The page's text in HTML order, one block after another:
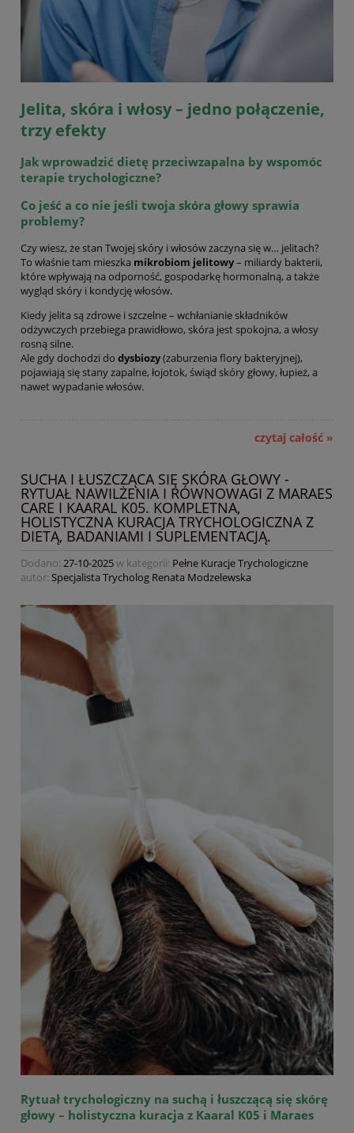
Jelita, skóra i włosy – jedno połączenie,
trzy efekty
Jak wprowadzić dietę przeciwzapalna by wspomóc
terapie trychologiczne?
Co jeść a co nie jeśli twoja skóra głowy sprawia
problemy?
Czy wiesz, że stan Twojej skóry i włosów zaczyna się w… jelitach?
To właśnie tam mieszka mikrobiom jelitowy– miliardy bakterii,
które wpływają na odporność, gospodarkę hormonalną, a także
wygląd skóry i kondycję włosów.
Kiedy jelita są zdrowe i szczelne – wchłanianie składników
odżywczych przebiega prawidłowo, skóra jest spokojna, a włosy
rosną silne.
Ale gdy dochodzi do dysbiozy(zaburzenia flory bakteryjnej),
pojawiają się stany zapalne, łojotok, świąd skóry głowy, łupież, a
nawet wypadanie włosów.
czytaj całość »
SUCHA I ŁUSZCZĄCA SIĘ SKÓRA GŁOWY -
RYTUAŁ NAWILŻENIA I RÓWNOWAGI Z MARAES
CARE I KAARAL K05. KOMPLETNA,
HOLISTYCZNA KURACJA TRYCHOLOGICZNA Z
DIETĄ, BADANIAMI I SUPLEMENTACJĄ.
Dodano: 27-10-2025w kategorii: Pełne Kuracje Trychologiczne
autor: Specjalista Trycholog Renata Modzelewska
Rytuał trychologiczny na suchą i łuszczącą się skórę
głowy – holistyczna kuracja z Kaaral K05 i Maraes